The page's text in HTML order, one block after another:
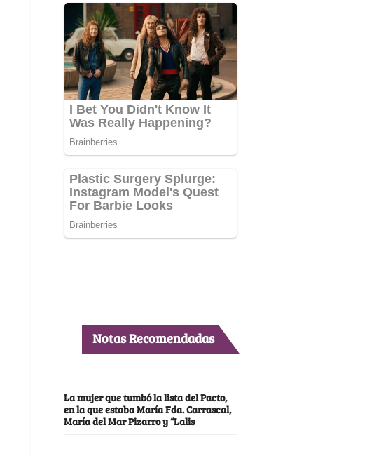
Notas Recomendadas
La mujer que tumbó la lista del Pacto,
en la que estaba María Fda. Carrascal,
María del Mar Pizarro y “Lalis